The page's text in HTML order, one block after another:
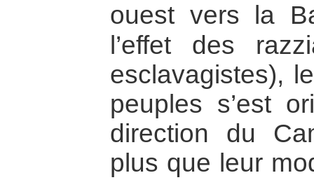
ouest vers la
l’effet des
esclavagistes),
peuples s’est
direction du
plus que leur